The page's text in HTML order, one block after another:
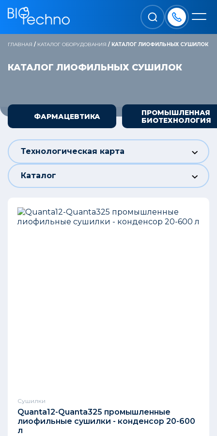
ГЛАВНАЯ / КАТАЛОГ ОБОРУДОВАНИЯ / КАТАЛОГ ЛИОФИЛЬНЫХ СУШИЛОК
КАТАЛОГ ЛИОФИЛЬНЫХ СУШИЛОК
ФАРМАЦЕВТИКА
ПРОМЫШЛЕННАЯ
БИОТЕХНОЛОГИЯ
Технологическая карта
Каталог
Cушилки
Quanta12-Quanta325 промышленные
лиофильные сушилки - конденсор 20-600
л